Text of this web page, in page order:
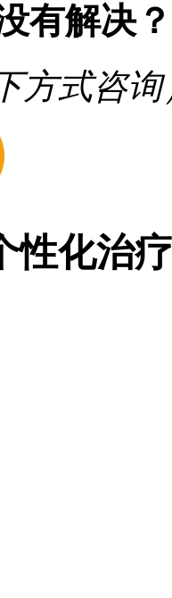
有解决？
方式咨询
性化治